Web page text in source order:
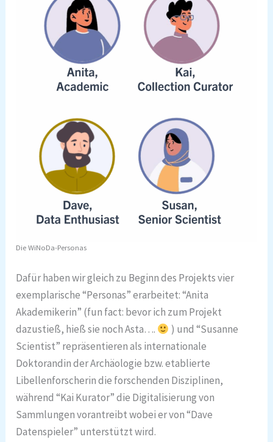
Die WiNoDa-Personas
Dafür haben wir gleich zu Beginn des Projekts vier
exemplarische “Personas” erarbeitet: “Anita
Akademikerin” (fun fact: bevor ich zum Projekt
dazustieß, hieß sie noch Asta….
) und “Susanne
Scientist” repräsentieren als internationale
Doktorandin der Archäologie bzw. etablierte
Libellenforscherin die forschenden Disziplinen,
während “Kai Kurator” die Digitalisierung von
Sammlungen vorantreibt wobei er von “Dave
Datenspieler” unterstützt wird.